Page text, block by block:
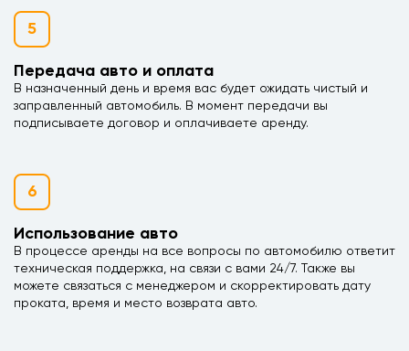
5
Передача авто и оплата
В назначенный день и время вас будет ожидать чистый и
заправленный автомобиль. В момент передачи вы
подписываете договор и оплачиваете аренду.
6
Использование авто
В процессе аренды на все вопросы по автомобилю ответит
техническая поддержка, на связи с вами 24/7. Также вы
можете связаться с менеджером и скорректировать дату
проката, время и место возврата авто.